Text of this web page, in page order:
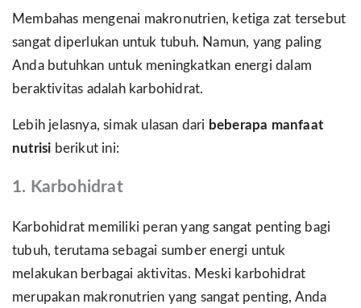
Membahas mengenai makronutrien, ketiga zat tersebut
sangat diperlukan untuk tubuh. Namun, yang paling
Anda butuhkan untuk meningkatkan energi dalam
beraktivitas adalah karbohidrat.
Lebih jelasnya, simak ulasan dari beberapa manfaat
nutrisi berikut ini:
1. Karbohidrat
Karbohidrat memiliki peran yang sangat penting bagi
tubuh, terutama sebagai sumber energi untuk
melakukan berbagai aktivitas. Meski karbohidrat
merupakan makronutrien yang sangat penting, Anda